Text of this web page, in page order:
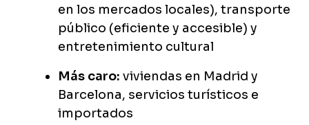
en los mercados locales), transporte
público (eficiente y accesible) y
entretenimiento cultural
Más caro: viviendas en Madrid y
Barcelona, servicios turísticos e
importados